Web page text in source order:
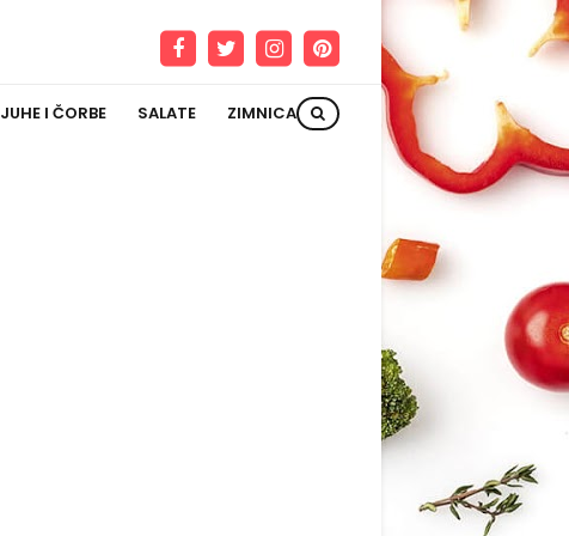
JUHE I ČORBE SALATE ZIMNICA